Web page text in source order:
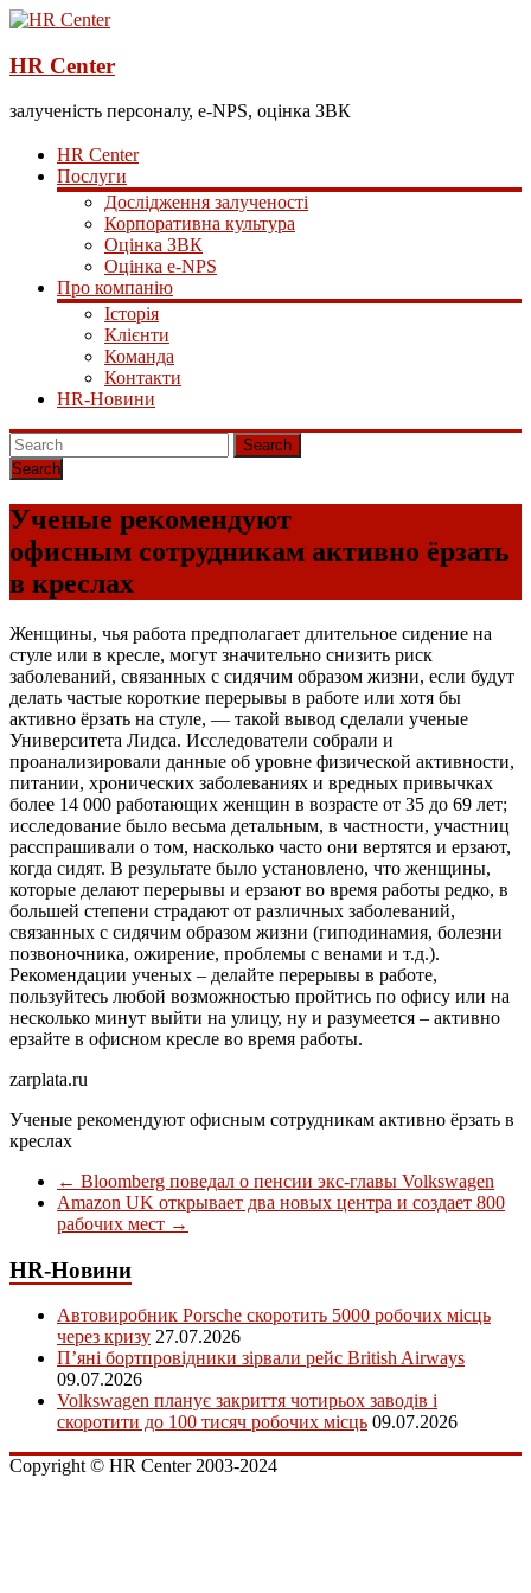
HR Center
залученість персоналу, e-NPS, оцінка ЗВК
HR Center
Послуги
Дослідження залученості
Корпоративна культура
Оцінка ЗВК
Оцінка e-NPS
Про компанію
Історія
Клієнти
Команда
Контакти
HR-Новини
Search
Ученые рекомендуют
офисным сотрудникам активно ёрзать
в креслах
Женщины, чья работа предполагает длительное сидение на
стуле или в кресле, могут значительно снизить риск
заболеваний, связанных с сидячим образом жизни, если будут
делать частые короткие перерывы в работе или хотя бы
активно ёрзать на стуле, — такой вывод сделали ученые
Университета Лидса. Исследователи собрали и
проанализировали данные об уровне физической активности,
питании, хронических заболеваниях и вредных привычках
более 14 000 работающих женщин в возрасте от 35 до 69 лет;
исследование было весьма детальным, в частности, участниц
расспрашивали о том, насколько часто они вертятся и ерзают,
когда сидят. В результате было установлено, что женщины,
которые делают перерывы и ерзают во время работы редко, в
большей степени страдают от различных заболеваний,
связанных с сидячим образом жизни (гиподинамия, болезни
позвоночника, ожирение, проблемы с венами и т.д.).
Рекомендации ученых – делайте перерывы в работе,
пользуйтесь любой возможностью пройтись по офису или на
несколько минут выйти на улицу, ну и разумеется – активно
ерзайте в офисном кресле во время работы.
zarplata.ru
Ученые рекомендуют офисным сотрудникам активно ёрзать в
креслах
← Bloomberg поведал о пенсии экс-главы Volkswagen
Amazon UK открывает два новых центра и создает 800
рабочих мест →
HR-Новини
Автовиробник Porsche скоротить 5000 робочих місць
через кризу 27.07.2026
П’яні бортпровідники зірвали рейс British Airways
09.07.2026
Volkswagen планує закриття чотирьох заводів і
скоротити до 100 тисяч робочих місць 09.07.2026
Copyright © HR Center 2003-2024